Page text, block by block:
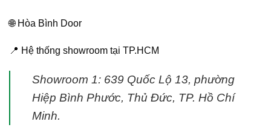
🌐 Hòa Bình Door
📍 Hệ thống showroom tại TP.HCM
Showroom 1: 639 Quốc Lộ 13, phường
Hiệp Bình Phước, Thủ Đức, TP. Hồ Chí
Minh.